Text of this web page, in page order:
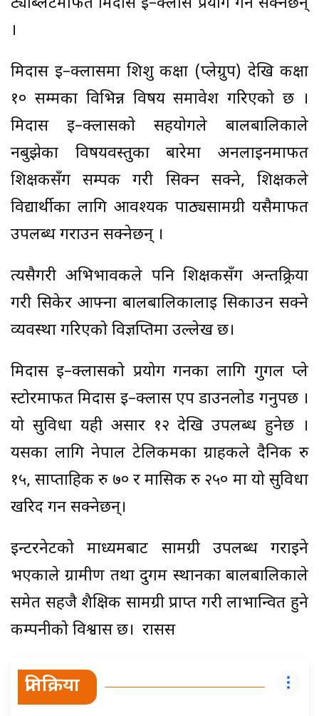
।
मिदास इ–क्लासमा शिशु कक्षा (प्लेग्रुप) देखि कक्षा
१० सम्मका विभिन्न विषय समावेश गरिएको छ ।
मिदास इ–क्लासको सहयोगले बालबालिकाले
नबुझेका विषयवस्तुका बारेमा अनलाइनमार्फत
शिक्षकसँग सम्पर्क गरी सिक्न सक्ने, शिक्षकले
विद्यार्थीका लागि आवश्यक पाठ्यसामग्री यसैमार्फत
उपलब्ध गराउन सक्नेछन् ।
त्यसैगरी अभिभावकले पनि शिक्षकसँग अन्तक्र्रिया
गरी सिकेर आफ्ना बालबालिकालाई सिकाउन सक्ने
व्यवस्था गरिएको विज्ञप्तिमा उल्लेख छ।
मिदास इ–क्लासको प्रयोग गर्नका लागि गुगल प्ले
स्टोरमार्फत मिदास इ–क्लास एप डाउनलोड गर्नुपर्छ ।
यो सुविधा यही असार १२ देखि उपलब्ध हुनेछ ।
यसका लागि नेपाल टेलिकमका ग्राहकले दैनिक रु
१५, साप्ताहिक रु ७० र मासिक रु २५० मा यो सुविधा
खरिद गर्न सक्नेछन्।
इन्टरनेटको माध्यमबाट सामग्री उपलब्ध गराइने
भएकाले ग्रामीण तथा दुर्गम स्थानका बालबालिकाले
समेत सहजै शैक्षिक सामग्री प्राप्त गरी लाभान्वित हुने
कम्पनीको विश्वास छ। रासस
प्रतिक्रिया